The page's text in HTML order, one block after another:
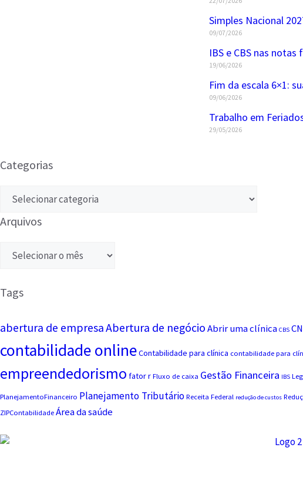
Simples Nacional
09/07/2026
IBS e CBS nas
19/06/2026
Fim da escala 6×1:
09/06/2026
Trabalho em
29/05/2026
Categorias
Arquivos
Tags
abertura de empresaAbertura de negócioAbrir uma clínica CBS
contabilidade onlineContabilidade para clínica contabilidade para
empreendedorismo fator r Fluxo de caixa Gestão Financeira IBS
PlanejamentoFinanceiro Planejamento Tributário Receita Federal redução de custos
ZIPContabilidade Área da saúde